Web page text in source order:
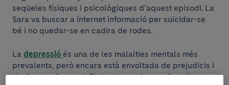
seqüeles físiques i psicològiques d’aquest episodi. La
Sara va buscar a internet informació per suïcidar-se
bé i no quedar-se en cadira de rodes.
La depressió és una de les malalties mentals més
prevalents, però encara està envoltada de prejudicis i
de desconeixement. Els trastorns depressius són un